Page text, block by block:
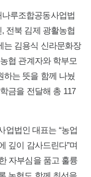
루조합공동사업법
전북 김제 광활농협
는 김용식 신라문화장
협 관계자와 학부모
하는 뜻을 함께 나눴
금을 전달해 총 117
업법인 대표는 “농업
깊이 감사드린다”며
자부심을 품고 훌륭